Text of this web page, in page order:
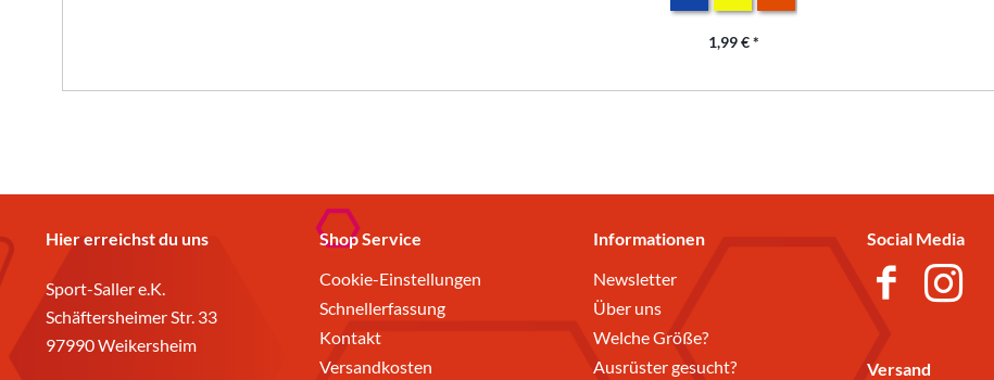
1,99 € *
Hier erreichst du uns
Sport-Saller e.K.
Schäftersheimer Str. 33
97990 Weikersheim
Shop Service
Cookie-Einstellungen
Schnellerfassung
Kontakt
Versandkosten
Informationen
Newsletter
Über uns
Welche Größe?
Ausrüster gesucht?
Social Media
Versand